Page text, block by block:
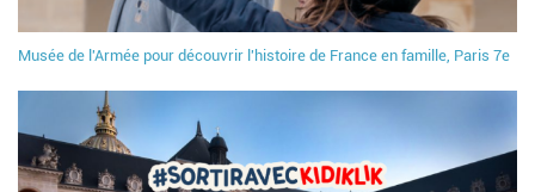
Musée de l'Armée pour découvrir l'histoire de France en famille, Paris 7e